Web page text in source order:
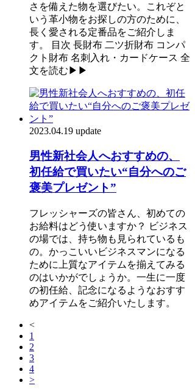
さを備えた物を選びたい。これぞと
いう革小物をお探しの方のために、
長く愛される定番品をご紹介しま
す。 目次 長財布 二ツ折財布 コンパ
クト財布 名刺入れ・カードケース 全
文を読む▶▶
2023.04.19 update
男性新社会人へおすすめの、
初任給で買いたい“自分へのご
褒美プレゼント”
フレッシャーズの皆さん、初めての
お給料はどう使いますか？ ビジネス
の場では、持ち物も見られているも
の。かっこいいビジネスマンになる
ために上質なアイテムを揃えてみる
のはいかがでしょうか。一生に一度
の初任給、記念になるようなおすす
めアイテムをご紹介いたします。
<
1
2
3
4
>